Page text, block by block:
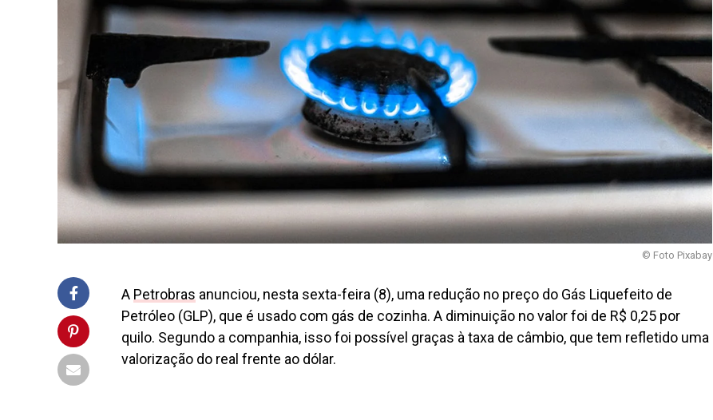
© Foto Pixabay
A Petrobras anunciou, nesta sexta-feira (8), uma redução no preço do Gás Liquefeito de
Petróleo (GLP), que é usado com gás de cozinha. A diminuição no valor foi de R$ 0,25 por
quilo. Segundo a companhia, isso foi possível graças à taxa de câmbio, que tem refletido uma
valorização do real frente ao dólar.